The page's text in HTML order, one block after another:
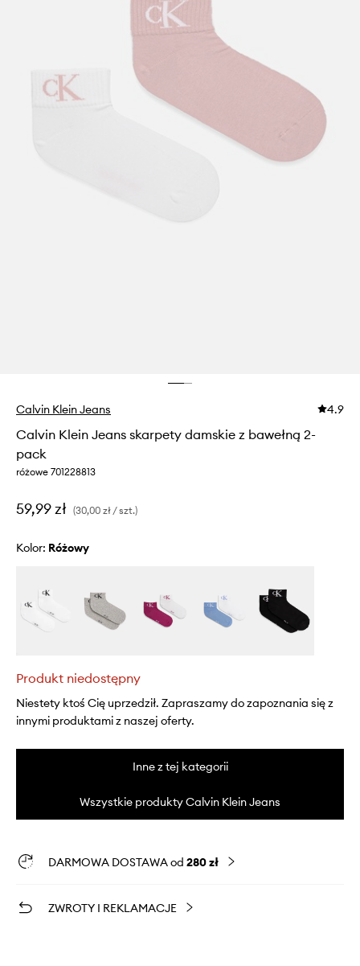
Calvin Klein Jeans 4.9
Calvin Klein Jeans skarpety damskie z bawełną 2-
pack
różowe 701228813
59,99 zł (30,00 zł / szt.)
Kolor: różowy
Produkt niedostępny
Niestety ktoś Cię uprzedził. Zapraszamy do zapoznania się z
innymi produktami z naszej oferty.
Inne z tej kategorii
Wszystkie produkty Calvin Klein Jeans
DARMOWA DOSTAWA od 280 zł
ZWROTY I REKLAMACJE